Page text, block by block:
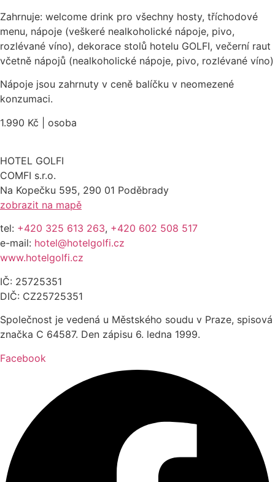
Zahrnuje: welcome drink pro všechny hosty, tříchodové
menu, nápoje (veškeré nealkoholické nápoje, pivo,
rozlévané víno), dekorace stolů hotelu GOLFI, večerní raut
včetně nápojů (nealkoholické nápoje, pivo, rozlévané víno)
Nápoje jsou zahrnuty v ceně balíčku v neomezené
konzumaci.
1.990 Kč | osoba
HOTEL GOLFI
COMFI s.r.o.
Na Kopečku 595, 290 01 Poděbrady
zobrazit na mapě
tel: +420 325 613 263, +420 602 508 517
e-mail: hotel@hotelgolfi.cz
www.hotelgolfi.cz
IČ: 25725351
DIČ: CZ25725351
Společnost je vedená u Městského soudu v Praze, spisová
značka C 64587. Den zápisu 6. ledna 1999.
Facebook